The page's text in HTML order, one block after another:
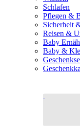
Schlafen
Pflegen &
Sicherheit
Reisen &
Baby
Baby &